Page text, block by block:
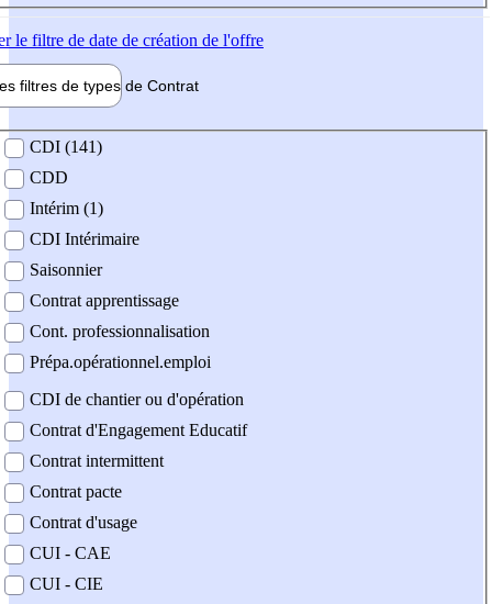
le filtre de date de création de l'offre
filtres de types de Contrat
contrat
CDI (141)
CDD
Intérim (1)
CDI Intérimaire
Saisonnier
Contrat apprentissage
Cont. professionnalisation
Prépa.opérationnel.emploi
CDI de chantier ou d'opération
Contrat d'Engagement Educatif
Contrat intermittent
Contrat pacte
Contrat d'usage
CUI - CAE
CUI - CIE